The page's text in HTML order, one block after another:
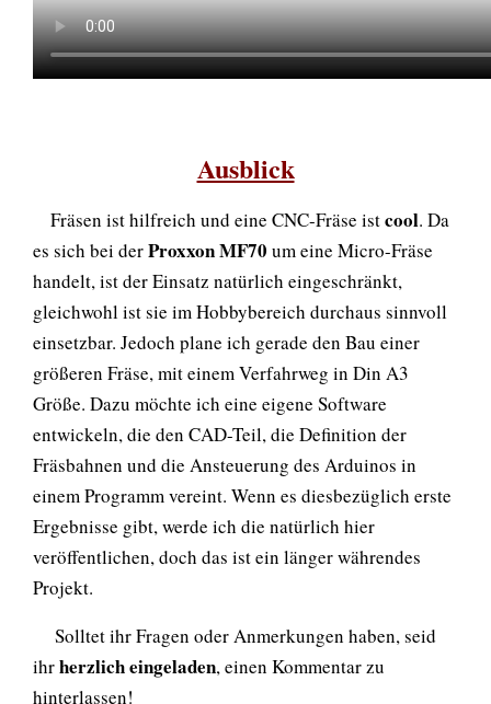
Ausblick
Fräsen ist hilfreich und eine CNC-Fräse istcool. Da
es sich bei derProxxon MF70 um eine Micro-Fräse
handelt, ist der Einsatz natürlich eingeschränkt,
gleichwohl ist sie im Hobbybereich durchaus sinnvoll
einsetzbar. Jedoch plane ich gerade den Bau einer
größeren Fräse, mit einem Verfahrweg in Din A3
Größe. Dazu möchte ich eine eigene Software
entwickeln, die den CAD-Teil, die Definition der
Fräsbahnen und die Ansteuerung des Arduinos in
einem Programm vereint. Wenn es diesbezüglich erste
Ergebnisse gibt, werde ich die natürlich hier
veröffentlichen, doch das ist ein länger währendes
Projekt.
Solltet ihr Fragen oder Anmerkungen haben, seid
ihrherzlich eingeladen, einen Kommentar zu
hinterlassen!